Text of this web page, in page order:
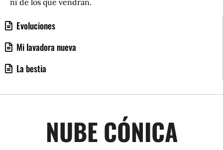
Evoluciones
Mi lavadora nueva
La bestia
NUBE CÓNICA